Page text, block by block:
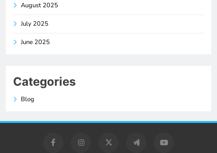
August 2025
July 2025
June 2025
Categories
Blog